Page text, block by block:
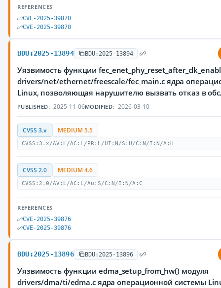
REFERENCES
CVE-2025-39870
CVE-2025-39870
BDU:2025-13894 BDU:2025-13894
Уязвимость функции
drivers/net/ethernet/freescale/fec_main.c ядра
Linux, позволяющая нарушителю вызвать отказ в
PUBLISHED: 2025-11-06MODIFIED: 2026-03-10
CVSS 3.x MEDIUM 5.5
CVSS:3.x/AV:L/AC:L/PR:L/UI:N/S:U/C:N/I:N/A:H
CVSS 2.0 MEDIUM 4.6
CVSS:2.0/AV:L/AC:L/Au:S/C:N/I:N/A:C
REFERENCES
CVE-2025-39876
CVE-2025-39876
BDU:2025-13896 BDU:2025-13896
Уязвимость функции edma_setup_from_hw() модуля
drivers/dma/ti/edma.c ядра операционной системы